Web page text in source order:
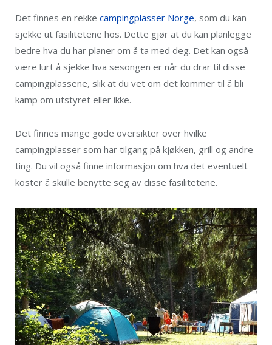
Det finnes en rekke campingplasser Norge, som du kan
sjekke ut fasilitetene hos. Dette gjør at du kan planlegge
bedre hva du har planer om å ta med deg. Det kan også
være lurt å sjekke hva sesongen er når du drar til disse
campingplassene, slik at du vet om det kommer til å bli
kamp om utstyret eller ikke.
Det finnes mange gode oversikter over hvilke
campingplasser som har tilgang på kjøkken, grill og andre
ting. Du vil også finne informasjon om hva det eventuelt
koster å skulle benytte seg av disse fasilitetene.